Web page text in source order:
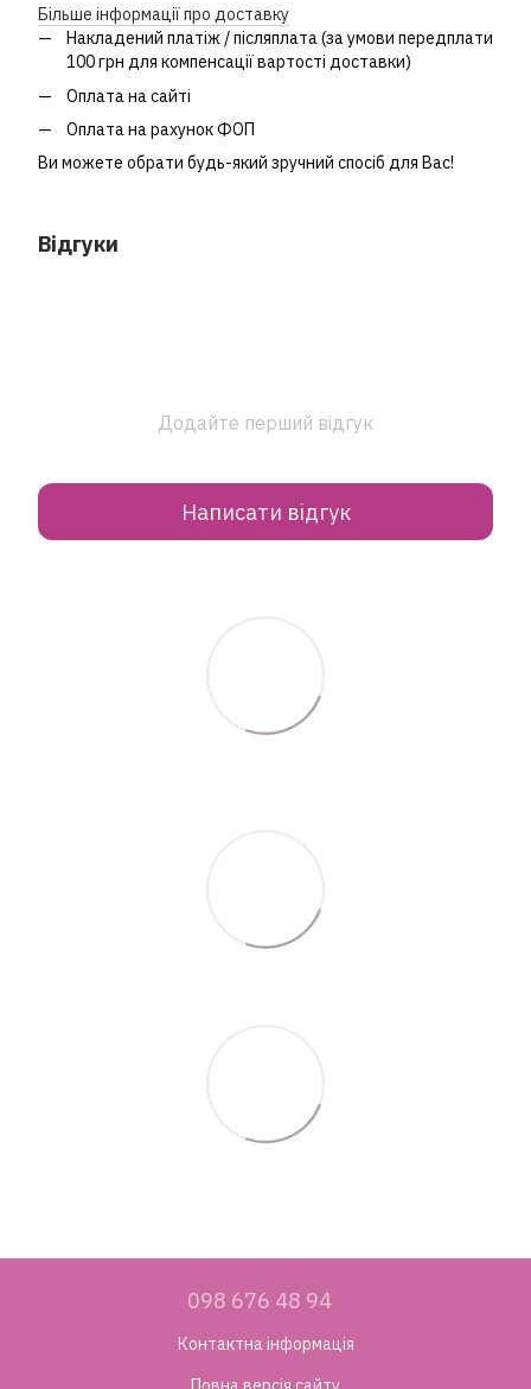
Більше інформації про доставку
Накладений платіж / післяплата (за умови передплати
100 грн для компенсації вартості доставки)
Оплата на сайті
Оплата на рахунок ФОП
Ви можете обрати будь-який зручний спосіб для Вас!
Відгуки
Додайте перший відгук
Написати відгук
098 676 48 94
Контактна інформація